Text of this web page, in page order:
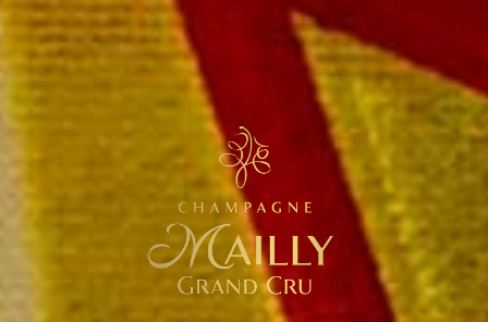
Magnum Collection 2005,
2006 en coffret chêne
Le magnum 285,00 € (millésime au
choix)